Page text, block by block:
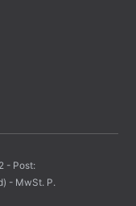
- Post:
- MwSt. P.